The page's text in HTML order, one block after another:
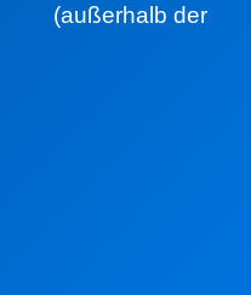
(außerhalb der